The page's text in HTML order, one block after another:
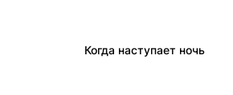
Когда наступает ночь